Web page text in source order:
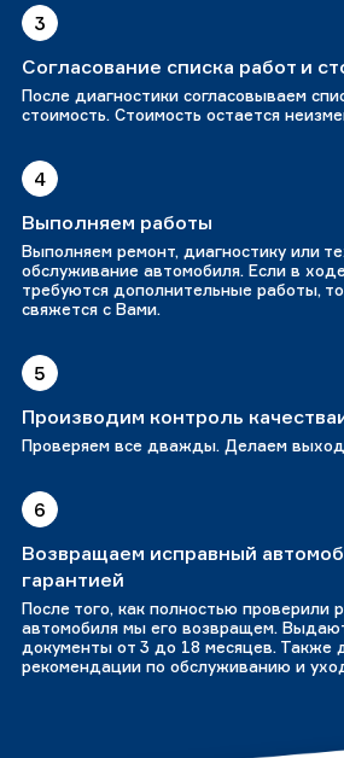
3
Согласование списка работ и
После диагностики согласовываем
стоимость. Стоимость остается
4
Выполняем работы
Выполняем ремонт, диагностику или
обслуживание автомобиля. Если в
требуются дополнительные работы,
свяжется с Вами.
5
Производим контроль
Проверяем все дважды. Делаем
6
Возвращаем исправный
гарантией
После того, как полностью проверили
автомобиля мы его возвращем.
документы от 3 до 18 месяцев. Также
рекомендации по обслуживанию и